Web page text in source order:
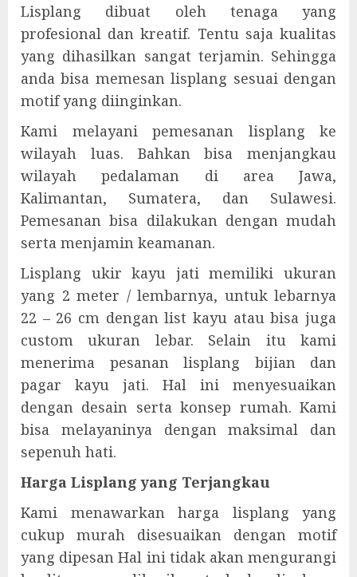
Lisplang dibuat oleh tenaga yang
profesional dan kreatif. Tentu saja kualitas
yang dihasilkan sangat terjamin. Sehingga
anda bisa memesan lisplang sesuai dengan
motif yang diinginkan.
Kami melayani pemesanan lisplang ke
wilayah luas. Bahkan bisa menjangkau
wilayah pedalaman di area Jawa,
Kalimantan, Sumatera, dan Sulawesi.
Pemesanan bisa dilakukan dengan mudah
serta menjamin keamanan.
Lisplang ukir kayu jati memiliki ukuran
yang 2 meter / lembarnya, untuk lebarnya
22 – 26 cm dengan list kayu atau bisa juga
custom ukuran lebar. Selain itu kami
menerima pesanan lisplang bijian dan
pagar kayu jati. Hal ini menyesuaikan
dengan desain serta konsep rumah. Kami
bisa melayaninya dengan maksimal dan
sepenuh hati.
Harga Lisplang yang Terjangkau
Kami menawarkan harga lisplang yang
cukup murah disesuaikan dengan motif
yang dipesan Hal ini tidak akan mengurangi